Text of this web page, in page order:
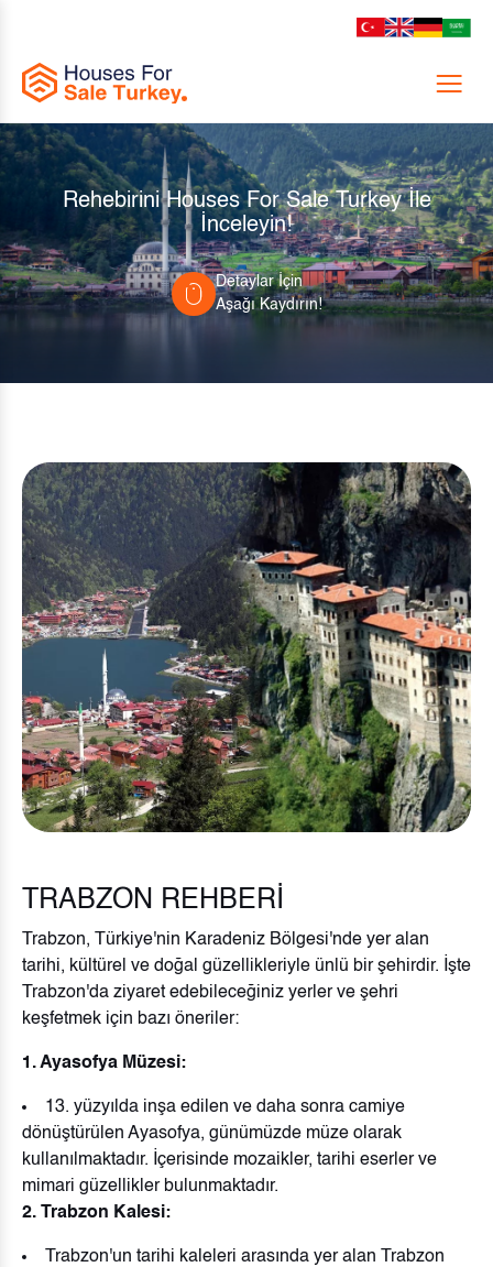
Menu
Rehebirini Houses For Sale Turkey İle
İnceleyin!
Detaylar İçin
Aşağı Kaydırın!
TRABZON REHBERİ
Trabzon, Türkiye'nin Karadeniz Bölgesi'nde yer alan
tarihi, kültürel ve doğal güzellikleriyle ünlü bir şehirdir. İşte
Trabzon'da ziyaret edebileceğiniz yerler ve şehri
keşfetmek için bazı öneriler:
1. Ayasofya Müzesi:
13. yüzyılda inşa edilen ve daha sonra camiye
dönüştürülen Ayasofya, günümüzde müze olarak
kullanılmaktadır. İçerisinde mozaikler, tarihi eserler ve
mimari güzellikler bulunmaktadır.
2. Trabzon Kalesi:
Trabzon'un tarihi kaleleri arasında yer alan Trabzon